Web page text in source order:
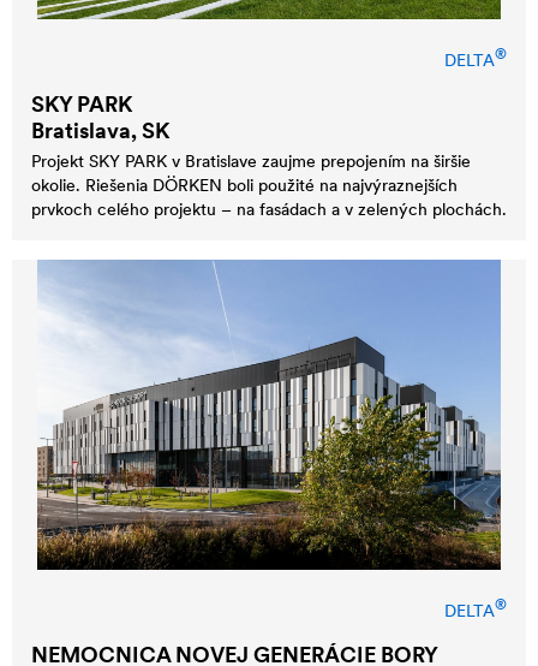
DELTA®
SKY PARK
Bratislava, SK
Projekt SKY PARK v Bratislave zaujme prepojením na širšie
okolie. Riešenia DÖRKEN boli použité na najvýraznejších
prvkoch celého projektu – na fasádach a v zelených plochách.
DELTA®
NEMOCNICA NOVEJ GENERÁCIE BORY